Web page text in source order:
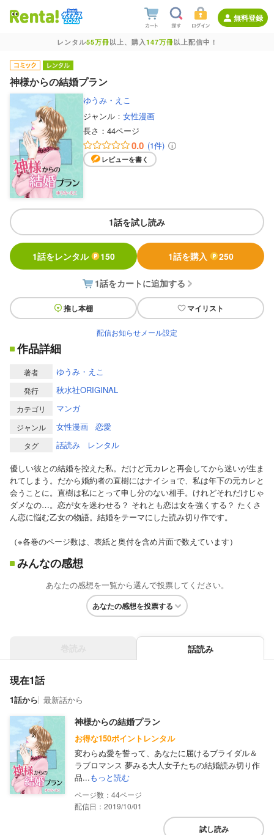
無料登録
レンタル55万冊以上、購入147万冊以上配信中！
神様からの結婚プラン
ゆうみ・えこ
ジャンル： 女性漫画
長さ： 44ページ
0.0 (1件)
レビューを書く
1話を試し読み
1話をレンタル 150 1話を購入 250
1話をカートに追加する
推し本棚 マイリスト
配信お知らせメール設定
作品詳細
著者 ゆうみ・えこ
発行 秋水社ORIGINAL
カテゴリ マンガ
ジャンル 女性漫画 恋愛
タグ 話読み
レンタル
優しい彼との結婚を控えた私。だけど元カレと再会してから迷いが生ま
れてしまう。だから婚約者の直樹にはナイショで、私は年下の元カレと
会うことに。直樹は私にとって申し分のない相手。けれどそれだけじゃ
ダメなの…。恋が女を迷わせる？ それとも恋は女を強くする？ たくさ
ん恋に悩む乙女の物語。結婚をテーマにした読み切り作です。
（※各巻のページ数は、表紙と奥付を含め片面で数えています）
みんなの感想
あなたの感想を一覧から選んで投票してください。
あなたの感想を投票する
話読み
現在1話
1話から 最新話から
神様からの結婚プラン
お得な150ポイントレンタル
変わらぬ愛を誓って、あなたに届けるブライダル＆
ラブロマンス 夢みる大人女子たちの結婚読み切り作
品...もっと読む
44
配信日：2019/10/01
試し読み